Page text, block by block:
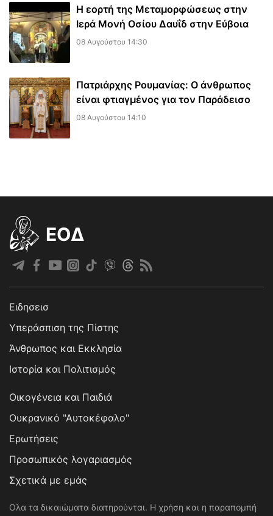
Η εορτή της Μεταμορφώσεως στην
Ιερά Μονή Οσίου Δαυΐδ στην Εύβοια
08 Αυγούστου 14:30
Πατριάρχης Ρουμανίας: Ο άνθρωπος
είναι φτιαγμένος για τον Παράδεισο
08 Αυγούστου 14:10
EOΔ
Ειδησεισ
Υπεράσπιση της Πίστης
Άνθρωπος και Εκκλησία
Ιστορία και Πολιτισμός
Οικογένεια και Παιδιά
Ουκρανικό "Αυτοκέφαλο"
Ερωτήσεις
Προσωπικός λογαριασμός
Σχετικά με εμάς
Ολα τα δικαιώματα διατηρούνται. Η χρήση και η παραπομπή